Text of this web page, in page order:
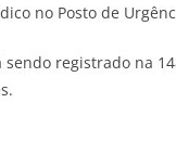
no Posto de
registrado na